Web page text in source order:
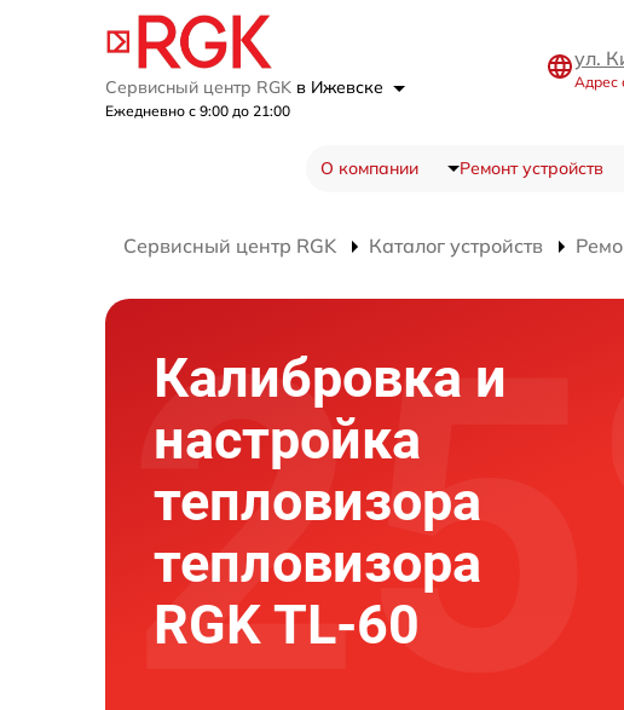
Сервисный центр RGK в Ижевске
Ежедневно с 9:00 до 21:00
ул.
Адрес
О компании Ремонт устройств
Сервисный центр RGK Каталог устройств
Калибровка и
настройка
тепловизора
тепловизора
RGK TL-60